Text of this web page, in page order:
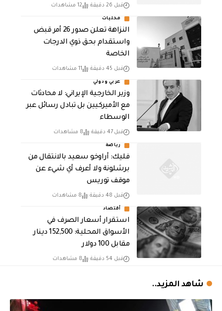
قبل 26 دقيقة 12 مشاهدات
محليات
النزاهة تعلن صدور 26 أمر قبض
واستقدام بحق ذوي الدرجات
الخاصة
قبل 45 دقيقة 11 مشاهدات
عربي ودولي
‏وزير الخارجية الإيراني: لا محادثات
مع الأميركيين بل تبادل رسائل عبر
الوسطاء
قبل 47 دقيقة 8 مشاهدات
رياضة
فليك: أراوخو سعيد بالانتقال من
برشلونة ولا أعرف أي شيء عن
موقف توريس
قبل 48 دقيقة 8 مشاهدات
أقتصاد
استقرار أسعار الصرف في
الأسواق المحلية: 152,500 دينار
مقابل 100 دولار
قبل 54 دقيقة 8 مشاهدات
شاهد المزيد..